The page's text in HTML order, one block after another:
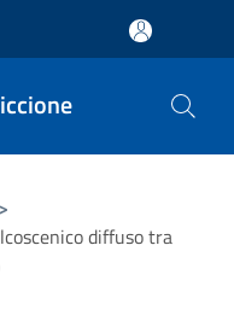
>
diffuso tra